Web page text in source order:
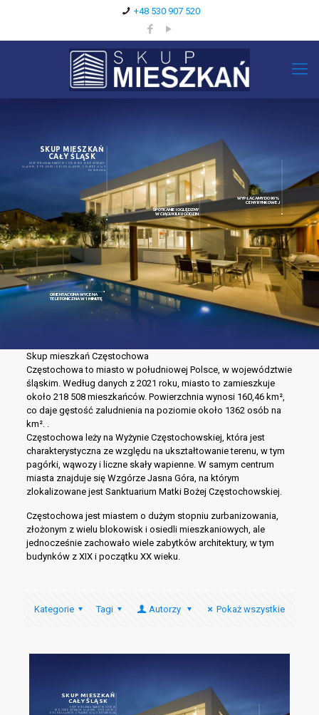
+48 530 907 520
SKUP MIESZKAŃ
CAŁY ŚLĄSK
SKUP MIESZKAŃ NAWET W 3 DNI W WOJEWÓDZTWACH:
ŚLĄSKIM, OPOLSKIM I DOLNOŚLĄSKIM, Z PŁATNOŚCIĄ U
NOTARIUSZA
ORIENTACYJNA WYCENA
TELEFONICZNA W 1 MINUTĘ
SPOTKANIE I OGLĘDZNY
W CIĄGU KILKU GODZIN
WYPŁACAMY DO 90%
CENY RYNKOWEJ
Skup mieszkań Częstochowa
Częstochowa to miasto w południowej Polsce, w województwie
śląskim. Według danych z 2021 roku, miasto to zamieszkuje
około 218 508 mieszkańców. Powierzchnia wynosi 160,46 km²,
co daje gęstość zaludnienia na poziomie około 1362 osób na
km². .
Częstochowa leży na Wyżynie Częstochowskiej, która jest
charakterystyczna ze względu na ukształtowanie terenu, w tym
pagórki, wąwozy i liczne skały wapienne. W samym centrum
miasta znajduje się Wzgórze Jasna Góra, na którym
zlokalizowane jest Sanktuarium Matki Bożej Częstochowskiej.
Częstochowa jest miastem o dużym stopniu zurbanizowania,
złożonym z wielu blokowisk i osiedli mieszkaniowych, ale
jednocześnie zachowało wiele zabytków architektury, w tym
budynków z XIX i początku XX wieku.
Kategorie Tagi Autorzy Pokaż wszystkie
SKUP MIESZKAŃ
CAŁY ŚLĄSK
SKUP MIESZKAŃ NAWET W 3 DNI W
WOJEWÓDZTWACH: ŚLĄSKIM, OPOLSKIM I
DOLNOŚLĄSKIM, Z PŁATNOŚCIĄ U NOTARIUSZA